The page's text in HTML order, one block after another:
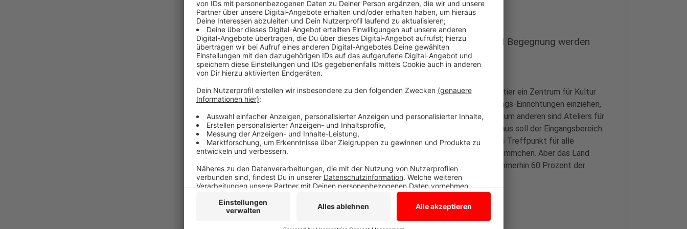
Das LernWerk soll zu einem Ort der Bildung, Kultur und Begegnung werden
Anzeige
Mit dem LernWerk will die Stadt Bocholt in dem neuen Stadtquartier ein Zentrum für Kultur
und Begegnung schaffen. Zum einen sollen dort städtische Bildungs-Einrichtungen einziehen,
also Volkshochschule, Musikschule, Stadtarchiv oder Junge Uni. Zum anderen sind Ateliers für
die freie Kultur-und Künstlerszene in Bocholt geplant. Darüberhinaus soll der Eingangsbereich
des LernWerks als Empfangs - und Ausstellungsraum und auch als Treffpunkt für alle
Bocholter dienen. Der Umbau kostet natürlich auch ein stolzes Sümmchen. Aber das Land
NRW hat schon 8,9 Millionen an Zuschuß zugesagt und das sind immerhin 60 Prozent der
Planungs- und Baukosten.